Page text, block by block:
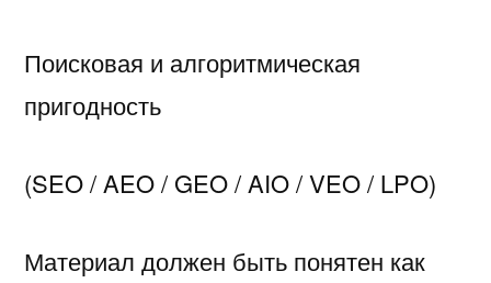
Поисковая и алгоритмическая
пригодность
(SEO / AEO / GEO / AIO / VEO / LPO)
Материал должен быть понятен как